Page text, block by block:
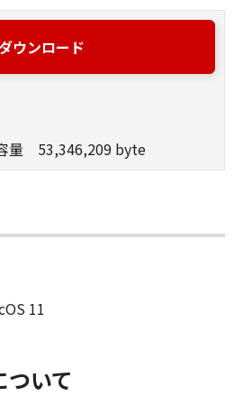
ウンロード
量 53,346,209 byte
11
いて